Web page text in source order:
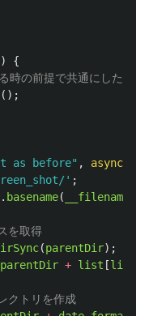
{
の前提で共通にした方が
();
as before" , async
' ;
. basename( __filename
を取得
(parentDir);
parentDir + list [list
クトリを作成